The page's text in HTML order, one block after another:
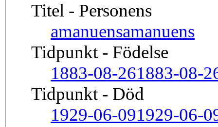
Titel - Personens
amanuensamanuens
Tidpunkt - Födelse
1883-08-261883-08-
Tidpunkt - Död
1929-06-091929-06-